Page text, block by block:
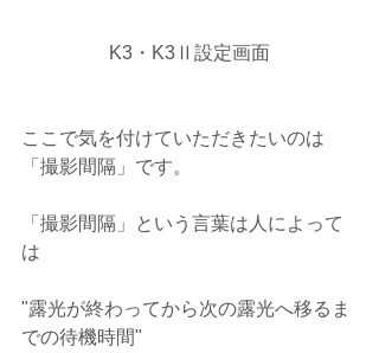
K3・K3Ⅱ設定画面
ここで気を付けていただきたいのは
「撮影間隔」です。
「撮影間隔」という言葉は人によって
は
"露光が終わってから次の露光へ移るま
での待機時間"